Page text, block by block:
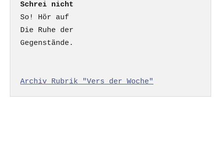
Schrei nicht
So! Hör auf
Die Ruhe der
Gegenstände.
Archiv Rubrik "Vers der Woche"